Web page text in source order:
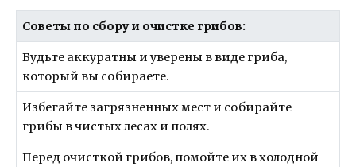
Советы по сбору и очистке грибов:
Будьте аккуратны и уверены в виде гриба,
который вы собираете.
Избегайте загрязненных мест и собирайте
грибы в чистых лесах и полях.
Перед очисткой грибов, помойте их в холодной